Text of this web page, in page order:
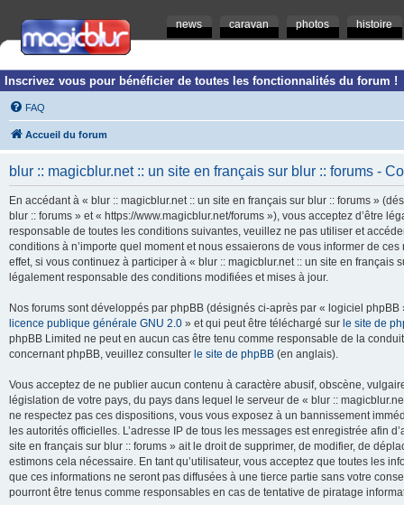
news caravan photos histoire
Inscrivez vous pour bénéficier de toutes les fonctionnalités du forum !
FAQ
Accueil du forum
blur :: magicblur.net :: un site en français sur blur :: forums -
En accédant à « blur :: magicblur.net :: un site en français sur blur :: forums »
blur :: forums » et « https://www.magicblur.net/forums »), vous acceptez d’être
responsable de toutes les conditions suivantes, veuillez ne pas utiliser et
conditions à n’importe quel moment et nous essaierons de vous informer de
effet, si vous continuez à participer à « blur :: magicblur.net :: un site en
légalement responsable des conditions modifiées et mises à jour.
Nos forums sont développés par phpBB (désignés ci-après par « logiciel
licence publique générale GNU 2.0 » et qui peut être téléchargé sur le site de
phpBB Limited ne peut en aucun cas être tenu comme responsable de la
concernant phpBB, veuillez consulter le site de phpBB (en anglais).
Vous acceptez de ne publier aucun contenu à caractère abusif, obscène,
législation de votre pays, du pays dans lequel le serveur de « blur ::
ne respectez pas ces dispositions, vous vous exposez à un bannissement
les autorités officielles. L’adresse IP de tous les messages est enregistrée afin
site en français sur blur :: forums » ait le droit de supprimer, de modifier, de
estimons cela nécessaire. En tant qu’utilisateur, vous acceptez que toutes les
que ces informations ne seront pas diffusées à une tierce partie sans votre
pourront être tenus comme responsables en cas de tentative de piratage